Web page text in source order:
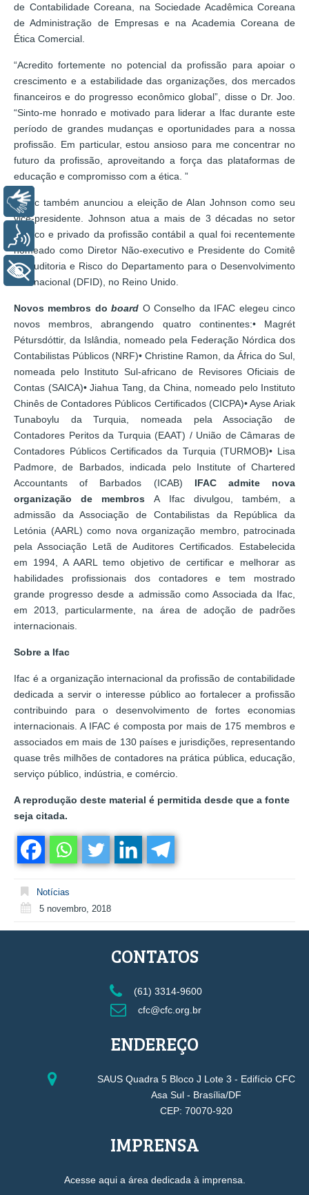
de Contabilidade Coreana, na Sociedade Acadêmica Coreana
de Administração de Empresas e na Academia Coreana de
Ética Comercial.
“Acredito fortemente no potencial da profissão para apoiar o
crescimento e a estabilidade das organizações, dos mercados
financeiros e do progresso econômico global”, disse o Dr. Joo.
“Sinto-me honrado e motivado para liderar a Ifac durante este
período de grandes mudanças e oportunidades para a nossa
profissão. Em particular, estou ansioso para me concentrar no
futuro da profissão, aproveitando a força das plataformas de
educação e compromisso com a ética. ”
A Ifac também anunciou a eleição de Alan Johnson como seu
vice-presidente. Johnson atua a mais de 3 décadas no setor
público e privado da profissão contábil a qual foi recentemente
nomeado como Diretor Não-executivo e Presidente do Comitê
de Auditoria e Risco do Departamento para o Desenvolvimento
Internacional (DFID), no Reino Unido.
Novos membros doboard O Conselho da IFAC elegeu cinco
novos membros, abrangendo quatro continentes:• Magrét
Pétursdóttir, da Islândia, nomeado pela Federação Nórdica dos
Contabilistas Públicos (NRF)• Christine Ramon, da África do Sul,
nomeada pelo Instituto Sul-africano de Revisores Oficiais de
Contas (SAICA)• Jiahua Tang, da China, nomeado pelo Instituto
Chinês de Contadores Públicos Certificados (CICPA)• Ayse Ariak
Tunaboylu da Turquia, nomeada pela Associação de
Contadores Peritos da Turquia (EAAT) / União de Câmaras de
Contadores Públicos Certificados da Turquia (TURMOB)• Lisa
Padmore, de Barbados, indicada pelo Institute of Chartered
Accountants of Barbados (ICAB) IFAC admite nova
organização de membros A Ifac divulgou, também, a
admissão da Associação de Contabilistas da República da
Letónia (AARL) como nova organização membro, patrocinada
pela Associação Letã de Auditores Certificados. Estabelecida
em 1994, A AARL temo objetivo de certificar e melhorar as
habilidades profissionais dos contadores e tem mostrado
grande progresso desde a admissão como Associada da Ifac,
em 2013, particularmente, na área de adoção de padrões
internacionais.
Sobre a Ifac
Ifac é a organização internacional da profissão de contabilidade
dedicada a servir o interesse público ao fortalecer a profissão
contribuindo para o desenvolvimento de fortes economias
internacionais. A IFAC é composta por mais de 175 membros e
associados em mais de 130 países e jurisdições, representando
quase três milhões de contadores na prática pública, educação,
serviço público, indústria, e comércio.
A reprodução deste material é permitida desde que a fonte
seja citada.
Notícias
5 novembro, 2018
CONTATOS
(61) 3314-9600
cfc@cfc.org.br
ENDEREÇO
SAUS Quadra 5 Bloco J Lote 3 - Edifício CFC
Asa Sul - Brasília/DF
CEP: 70070-920
IMPRENSA
Acesse aqui a área dedicada à imprensa.
Libras
Voz
+ Acessibilidade